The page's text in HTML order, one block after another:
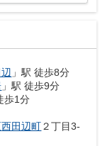
」駅 徒歩8分
」駅 徒歩9分
歩1分
西田辺町２丁目3-